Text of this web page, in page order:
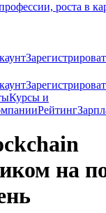
роста в
Курсы и
Рейтинг
на